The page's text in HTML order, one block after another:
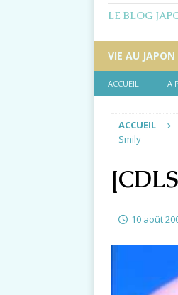
LE BLOG
VIE AU JAPON
ACCUEIL A
ACCUEIL
Smily
10 août